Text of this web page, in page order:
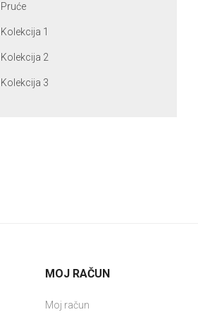
Pruće
Kolekcija 1
Kolekcija 2
Kolekcija 3
MOJ RAČUN
Moj račun